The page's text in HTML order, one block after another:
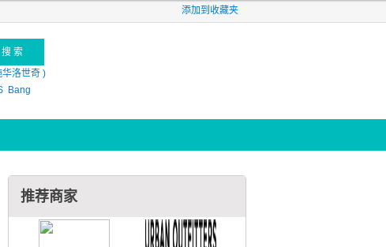
添加到收藏夹
洛世奇 )
Bang
推荐商家